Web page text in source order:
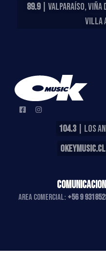
89.9| VALPARAÍSO, VIÑA
VILLA
104.3 | LOS
OKEYMUSIC.CL
AREA COMERCIAL: +56 9